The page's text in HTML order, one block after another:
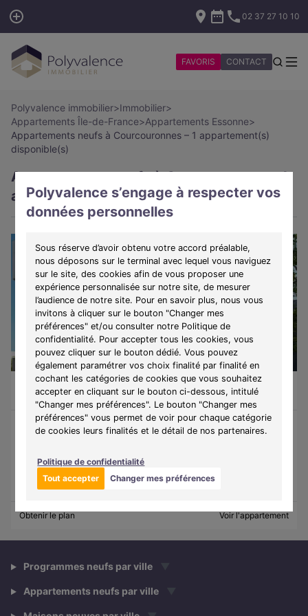
Polyvalence s’engage à respecter vos
données personnelles
Sous réserve d’avoir obtenu votre accord préalable,
nous déposons sur le terminal avec lequel vous naviguez
sur le site, des cookies afin de vous proposer une
expérience personnalisée sur notre site, de mesurer
l’audience de notre site. Pour en savoir plus, nous vous
invitons à cliquer sur le bouton "Changer mes
préférences" et/ou consulter notre Politique de
confidentialité. Pour accepter tous les cookies, vous
pouvez cliquer sur le bouton dédié. Vous pouvez
également paramétrer vos choix finalité par finalité en
cochant les catégories de cookies que vous souhaitez
accepter en cliquant sur le bouton ci-dessous, intitulé
"Changer mes préférences". Le bouton "Changer mes
préférences" vous permet de voir pour chaque catégorie
de cookies leurs finalités et le détail de nos partenaires.
Politique de confidentialité
Tout accepter
Changer mes préférences
02 37 27 10 10
FAVORIS CONTACT
Polyvalence immobilier>Immobilier>
Appartements Île-de-France>Appartements Essonne>
Appartements neufs à Courcouronnes – 1 appartement(s)
disponible(s)
Appartements neufs à Courcouronnes – 1
appartement(s) disponible(s)
LIBRE
Appartement 2 pièces de 37,17m²
Courcouronnes (91080)
220 663 €
A partir de1003€/mois
Découvrez une résidence connectée, profitant de beaux
extérieurs, de duplex, ainsi que de belles orientations.
Obtenir le plan Voir l'appartement
Programmes neufs par ville
Appartements neufs par ville